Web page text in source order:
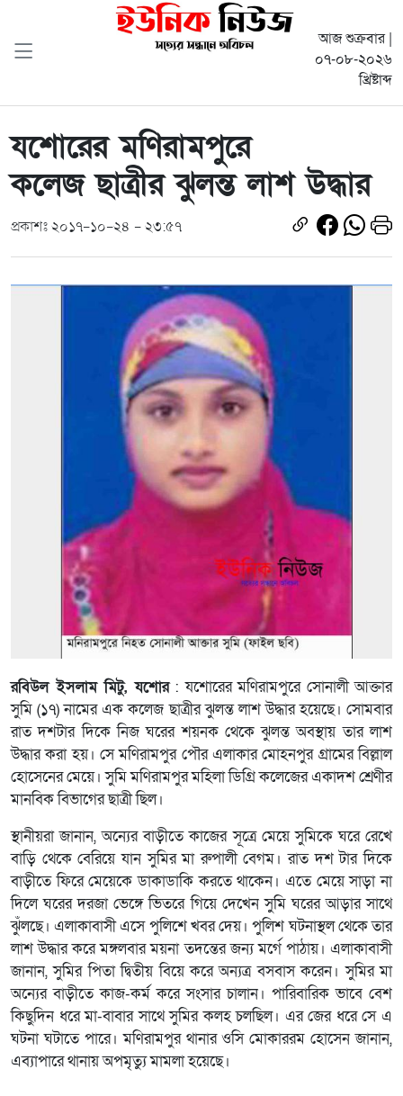
আজ শুক্রবার |
০৭-০৮-২০২৬
খ্রিষ্টাব্দ
যশোরের মণিরামপুরে
কলেজ ছাত্রীর ঝুলন্ত লাশ উদ্ধার
প্রকাশঃ ২০১৭-১০-২৪ - ২৩:৫৭
রবিউল ইসলাম মিটু, যশোর: যশোরের মণিরামপুরে সোনালী আক্তার
সুমি (১৭) নামের এক কলেজ ছাত্রীর ঝুলন্ত লাশ উদ্ধার হয়েছে। সোমবার
রাত দশটার দিকে নিজ ঘরের শয়নক থেকে ঝুলন্ত অবস্থায় তার লাশ
উদ্ধার করা হয়। সে মণিরামপুর পৌর এলাকার মোহনপুর গ্রামের বিল্লাল
হোসেনের মেয়ে। সুমি মণিরামপুর মহিলা ডিগ্রি কলেজের একাদশ শ্রেণীর
মানবিক বিভাগের ছাত্রী ছিল।
স্থানীয়রা জানান, অন্যের বাড়ীতে কাজের সূত্রে মেয়ে সুমিকে ঘরে রেখে
বাড়ি থেকে বেরিয়ে যান সুমির মা রুপালী বেগম। রাত দশ টার দিকে
বাড়ীতে ফিরে মেয়েকে ডাকাডাকি করতে থাকেন। এতে মেয়ে সাড়া না
দিলে ঘরের দরজা ভেঙ্গে ভিতরে গিয়ে দেখেন সুমি ঘরের আড়ার সাথে
ঝুঁলছে। এলাকাবাসী এসে পুলিশে খবর দেয়। পুলিশ ঘটনাস্থল থেকে তার
লাশ উদ্ধার করে মঙ্গলবার ময়না তদন্তের জন্য মর্গে পাঠায়। এলাকাবাসী
জানান, সুমির পিতা দ্বিতীয় বিয়ে করে অন্যত্র বসবাস করেন। সুমির মা
অন্যের বাড়ীতে কাজ-কর্ম করে সংসার চালান। পারিবারিক ভাবে বেশ
কিছুদিন ধরে মা-বাবার সাথে সুমির কলহ চলছিল। এর জের ধরে সে এ
ঘটনা ঘটাতে পারে। মণিরামপুর থানার ওসি মোকাররম হোসেন জানান,
এব্যাপারে থানায় অপমৃত্যু মামলা হয়েছে।